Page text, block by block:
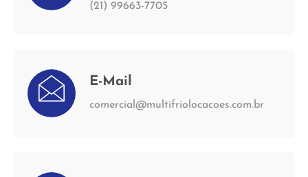
(21) 99663-7705
E-Mail
comercial@multifriolocacoes.com.br